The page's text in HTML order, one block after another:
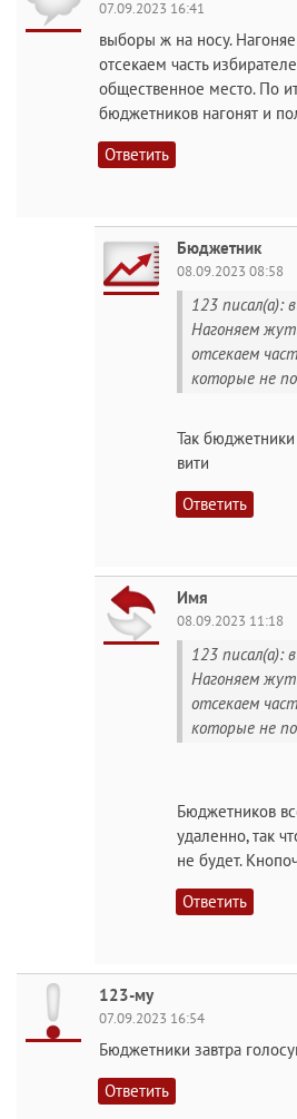
07.09.2023 16:41
выборы ж на носу.
отсекаем часть
общественное место. По
бюджетников нагонят и
Ответить
Бюджетник
08.09.2023 08:58
123 писал(а):
Нагоняем
отсекаем
которые не
Так бюджетники
вити
Ответить
Имя
08.09.2023 11:18
123 писал(а):
Нагоняем
отсекаем
которые не
Бюджетников
удаленно, так
не будет.
Ответить
123-му
07.09.2023 16:54
Бюджетники завтра
Ответить